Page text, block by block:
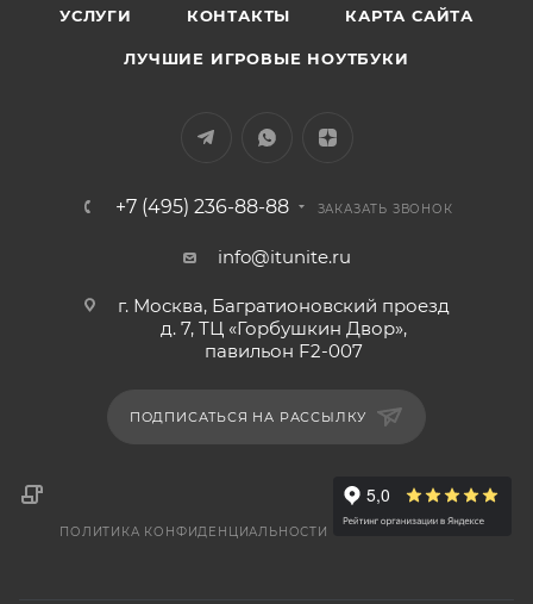
УСЛУГИ КОНТАКТЫ КАРТА САЙТА
ЛУЧШИЕ ИГРОВЫЕ НОУТБУКИ
+7 (495) 236-88-88 ЗАКАЗАТЬ ЗВОНОК
info@itunite.ru
г. Москва, Багратионовский проезд
д. 7, ТЦ «Горбушкин Двор»,
павильон F2-007
ПОДПИСАТЬСЯ НА РАССЫЛКУ
ПОЛИТИКА КОНФИДЕНЦИАЛЬНОСТИ